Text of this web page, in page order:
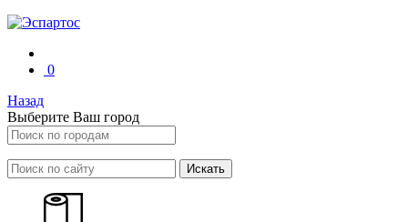
0
Назад
Выберите Ваш город
Искать